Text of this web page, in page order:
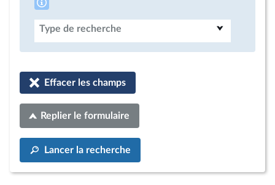
Type de recherche
Effacer les champs
Replier le formulaire
Lancer la recherche